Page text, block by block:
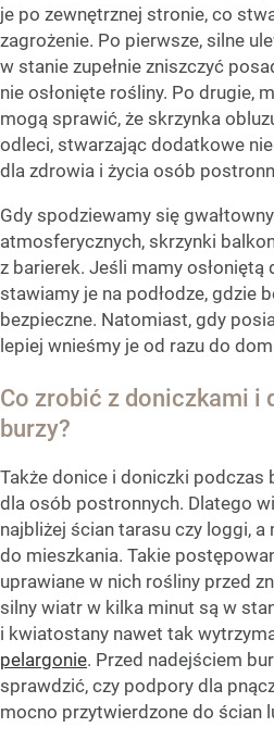
je po zewnętrznej stronie, co
zagrożenie. Po pierwsze, silne
w stanie zupełnie zniszczyć
nie osłonięte rośliny. Po drugie,
mogą sprawić, że skrzynka
odleci, stwarzając dodatkowe
dla zdrowia i życia osób
Gdy spodziewamy się
atmosferycznych, skrzynki
z barierek. Jeśli mamy
stawiamy je na podłodze, gdzie
bezpieczne. Natomiast, gdy
lepiej wnieśmy je od razu do
Co zrobić z doniczkami i
burzy?
Także donice i doniczki podczas
dla osób postronnych. Dlatego
najbliżej ścian tarasu czy loggi,
do mieszkania. Takie
uprawiane w nich rośliny przed
silny wiatr w kilka minut są w
i kwiatostany nawet tak
pelargonie. Przed nadejściem
sprawdzić, czy podpory dla
mocno przytwierdzone do ścian